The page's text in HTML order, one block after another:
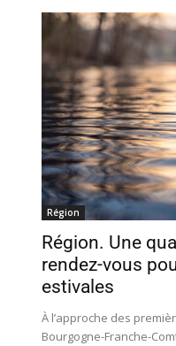
Région
Région. Une
rendez-vous
estivales
À l’approche des
Bourgogne-Franche-